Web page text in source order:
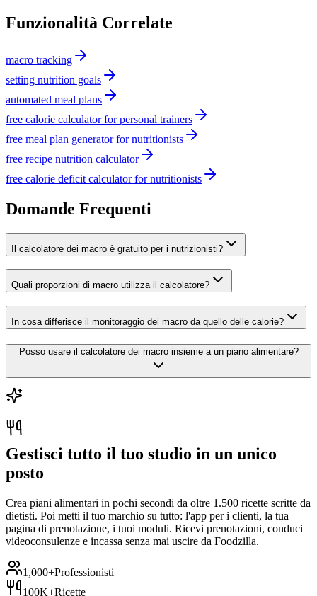
Funzionalità Correlate
macro tracking
setting nutrition goals
automated meal plans
free calorie calculator for personal trainers
free meal plan generator for nutritionists
free recipe nutrition calculator
free calorie deficit calculator for nutritionists
Domande Frequenti
Il calcolatore dei macro è gratuito per i nutrizionisti?
Quali proporzioni di macro utilizza il calcolatore?
In cosa differisce il monitoraggio dei macro da quello delle calorie?
Posso usare il calcolatore dei macro insieme a un piano alimentare?
Gestisci tutto il tuo studio in un unico
posto
Crea piani alimentari in pochi secondi da oltre 1.500 ricette scritte da
dietisti. Poi metti il tuo marchio su tutto: l'app per i clienti, la tua
pagina di prenotazione, i tuoi moduli. Ricevi prenotazioni, conduci
videoconsulenze e incassa senza mai uscire da Foodzilla.
1,000+Professionisti
100K+Ricette